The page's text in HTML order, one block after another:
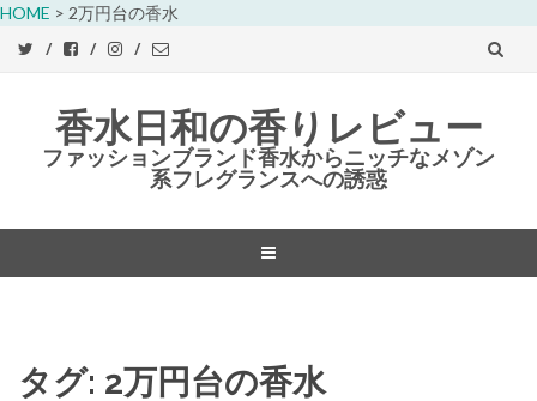
HOME > 2万円台の香水
香水日和の香りレビュー
ファッションブランド香水からニッチなメゾン
系フレグランスへの誘惑
タグ: 2万円台の香水